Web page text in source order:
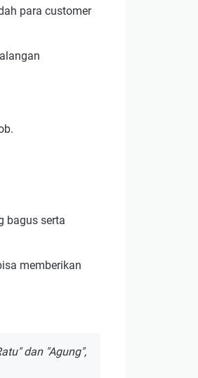
para customer
bagus serta
memberikan
dan "Agung",